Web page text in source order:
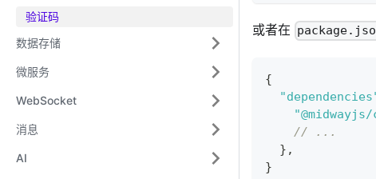
验证码
数据存储
微服务
WebSocket
消息
AI
或者在
{
// ...
} ,
}